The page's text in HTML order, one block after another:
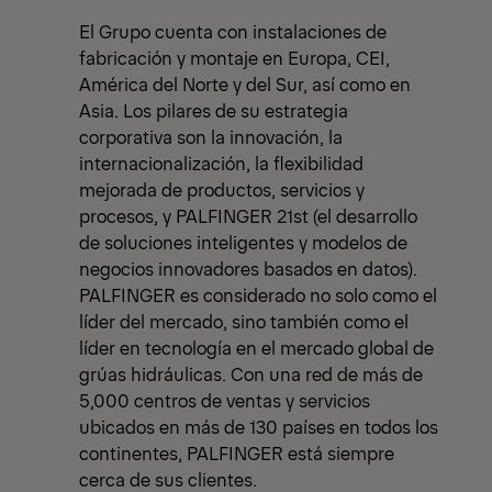
El Grupo cuenta con instalaciones de
fabricación y montaje en Europa, CEI,
América del Norte y del Sur, así como en
Asia. Los pilares de su estrategia
corporativa son la innovación, la
internacionalización, la flexibilidad
mejorada de productos, servicios y
procesos, y PALFINGER 21st (el desarrollo
de soluciones inteligentes y modelos de
negocios innovadores basados en datos).
PALFINGER es considerado no solo como el
líder del mercado, sino también como el
líder en tecnología en el mercado global de
grúas hidráulicas. Con una red de más de
5,000 centros de ventas y servicios
ubicados en más de 130 países en todos los
continentes, PALFINGER está siempre
cerca de sus clientes.